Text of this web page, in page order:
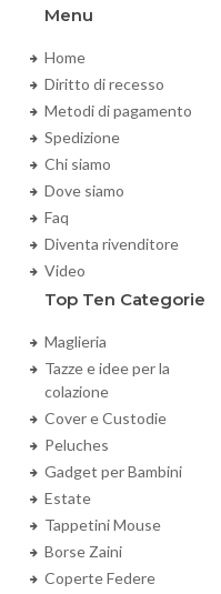
Menu
Home
Diritto di recesso
Metodi di pagamento
Spedizione
Chi siamo
Dove siamo
Faq
Diventa rivenditore
Video
Top Ten Categorie
Maglieria
Tazze e idee per la
colazione
Cover e Custodie
Peluches
Gadget per Bambini
Estate
Tappetini Mouse
Borse Zaini
Coperte Federe